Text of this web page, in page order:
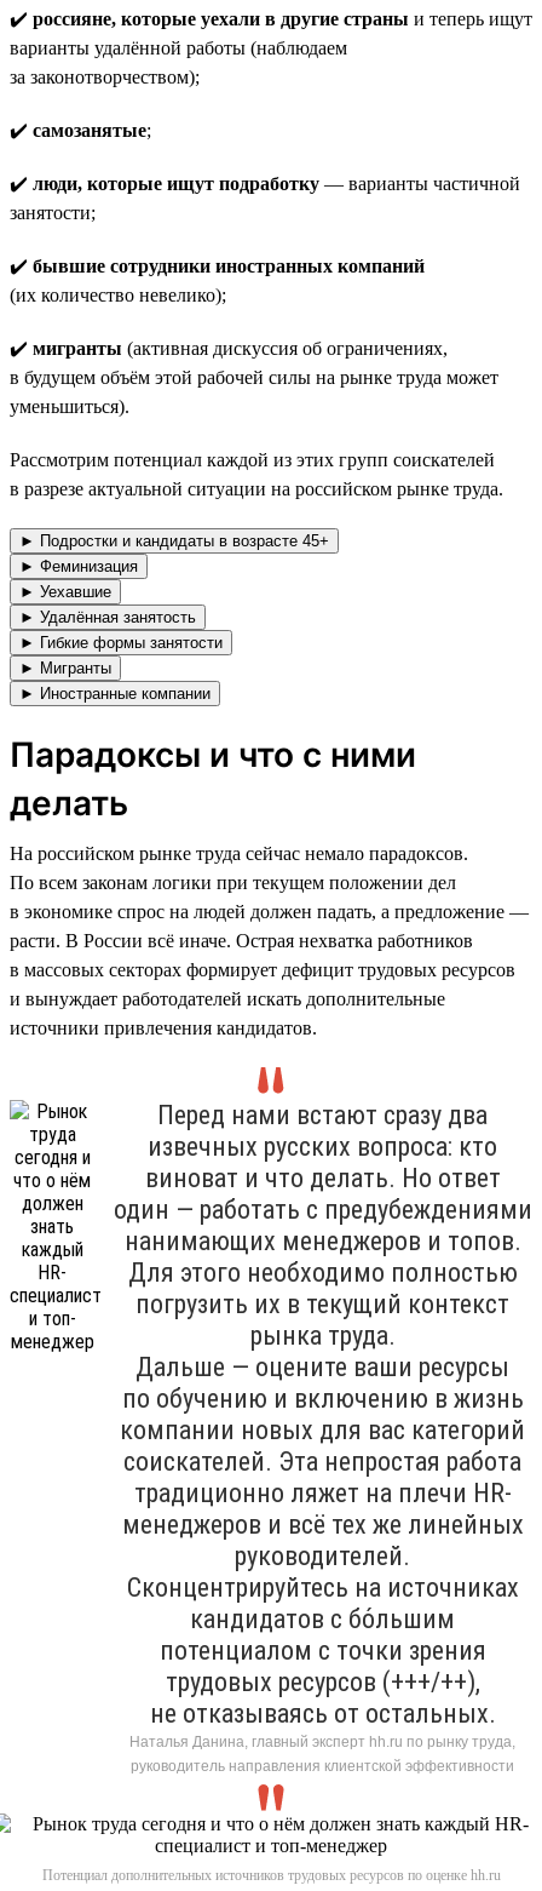
✔️ россияне, которые уехали в другие страны и теперь ищут
варианты удалённой работы (наблюдаем
за законотворчеством);
✔️ самозанятые;
✔️ люди, которые ищут подработку — варианты частичной
занятости;
✔️ бывшие сотрудники иностранных компаний
(их количество невелико);
✔️ мигранты (активная дискуссия об ограничениях,
в будущем объём этой рабочей силы на рынке труда может
уменьшиться).
Рассмотрим потенциал каждой из этих групп соискателей
в разрезе актуальной ситуации на российском рынке труда.
► Подростки и кандидаты в возрасте 45+
► Феминизация
► Уехавшие
► Удалённая занятость
► Гибкие формы занятости
► Мигранты
► Иностранные компании
Парадоксы и что с ними
делать
На российском рынке труда сейчас немало парадоксов.
По всем законам логики при текущем положении дел
в экономике спрос на людей должен падать, а предложение —
расти. В России всё иначе. Острая нехватка работников
в массовых секторах формирует дефицит трудовых ресурсов
и вынуждает работодателей искать дополнительные
источники привлечения кандидатов.
Перед нами встают сразу два
извечных русских вопроса: кто
виноват и что делать. Но ответ
один — работать с предубеждениями
нанимающих менеджеров и топов.
Для этого необходимо полностью
погрузить их в текущий контекст
рынка труда.
Дальше — оцените ваши ресурсы
по обучению и включению в жизнь
компании новых для вас категорий
соискателей. Эта непростая работа
традиционно ляжет на плечи HR-
менеджеров и всё тех же линейных
руководителей.
Сконцентрируйтесь на источниках
кандидатов с бо́льшим
потенциалом с точки зрения
трудовых ресурсов (+++/++),
не отказываясь от остальных.
Наталья Данина, главный эксперт hh.ru по рынку труда,
руководитель направления клиентской эффективности
Потенциал дополнительных источников трудовых ресурсов по оценке hh.ru